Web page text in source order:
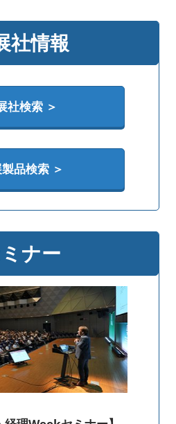
社情報
社検索 ＞
品検索 ＞
ナー